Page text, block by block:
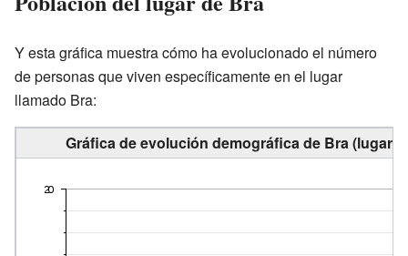
Y esta gráfica muestra cómo ha evolucionado el número
de personas que viven específicamente en el lugar
llamado Bra:
Gráfica de evolución demográfica de Bra (lugar)